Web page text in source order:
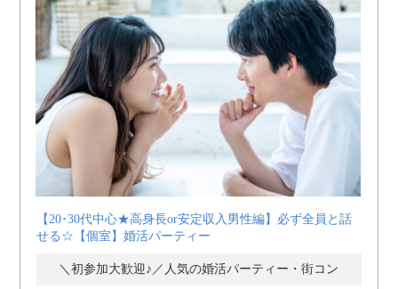
【20･30代中心★高身長or安定収入男性編】必ず全員と話
せる☆【個室】婚活パーティー
＼初参加大歓迎♪／人気の婚活パーティー・街コン